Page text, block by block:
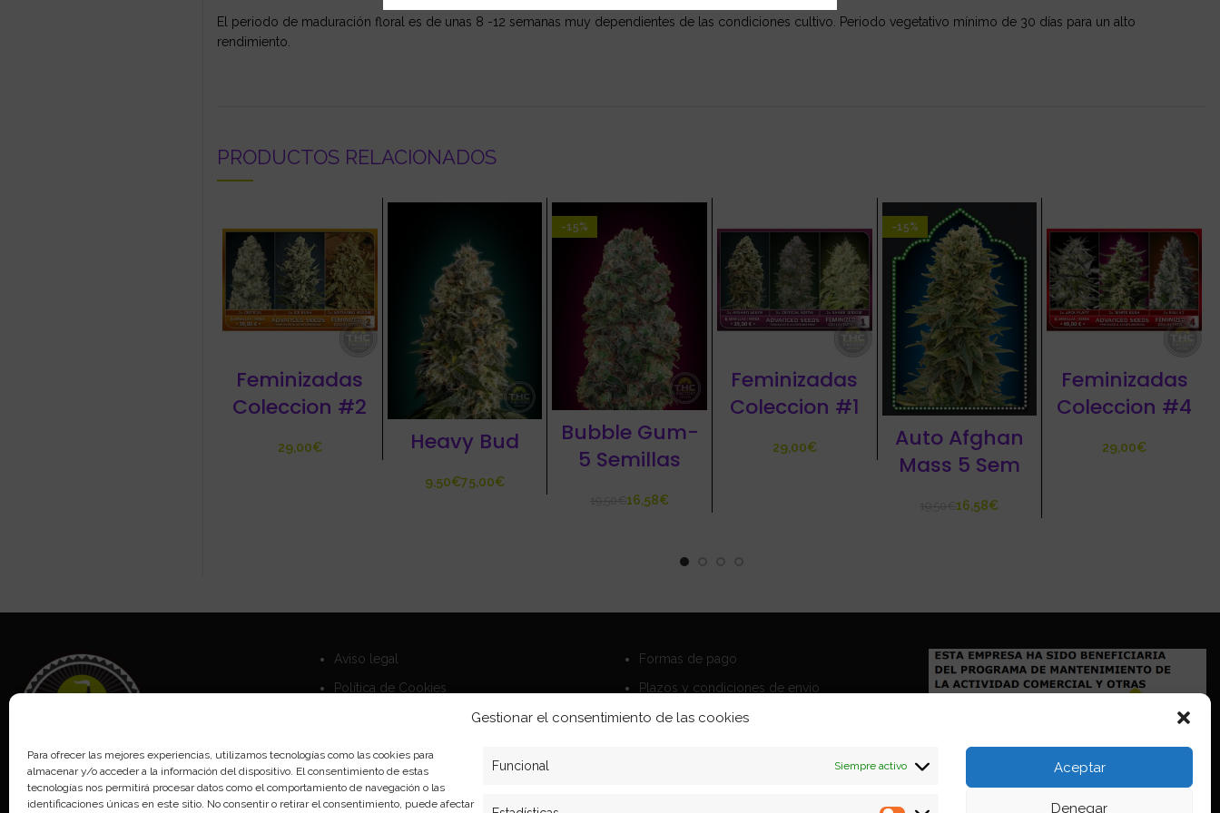
Gestionar el consentimiento de las cookies
Para ofrecer las mejores experiencias, utilizamos tecnologías como las cookies para
almacenar y/o acceder a la información del dispositivo. El consentimiento de estas
tecnologías nos permitirá procesar datos como el comportamiento de navegación o las
identificaciones únicas en este sitio. No consentir o retirar el consentimiento, puede afectar
Funcional Siempre activo Aceptar
Denegar
El periodo de maduración floral es de unas 8 -12 semanas muy dependientes de las condiciones cultivo. Periodo vegetativo mínimo de 30 días para un alto
rendimiento.
PRODUCTOS RELACIONADOS
Feminizadas
Coleccion #2
€ Heavy Bud
€ €
-15%
Bubble Gum-
5 Semillas
€16,58€
Feminizadas
Coleccion #1
€
-15%
Auto Afghan
Mass 5 Sem
€16,58€
Feminizadas
Coleccion #4
€
Aviso legal
Política de Cookies
Formas de pago
Plazos y condiciones de envio
Politica de devoluciones